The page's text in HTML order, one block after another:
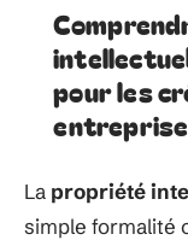
pour les
La propriété
simple formalité